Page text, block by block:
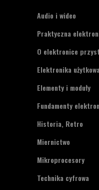
Audio i wideo
Praktyczna
O elektronice
Elektronika użytkowa
Elementy i moduły
Fundamenty
Historia, Retro
Miernictwo
Mikroprocesory
Technika cyfrowa